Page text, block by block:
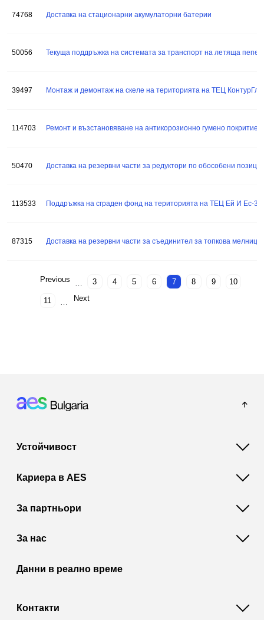
74768 Доставка на стационарни акумулаторни батерии
50056 Текуща поддръжка на системата за транспорт на летяща пепел
39497 Монтаж и демонтаж на скеле на територията на ТЕЦ
114703 Ремонт и възстановяване на антикорозионно гумено
50470 Доставка на резервни части за редуктори по обособени
113533 Поддръжка на сграден фонд на територията на ТЕЦ Ей И Ес-
87315 Доставка на резервни части за съединител за топкова
PaginationPrevious page
Previous …
Страница
3 Страница
4 Страница
5 Страница
6 Страница
7 Страница
8 Страница
9 Страница
10
Страница
11 … Next page
Next
Footer: Bulgaria
Устойчивост
Кариера в AES
За партньори
За нас
Данни в реално време
Контакти